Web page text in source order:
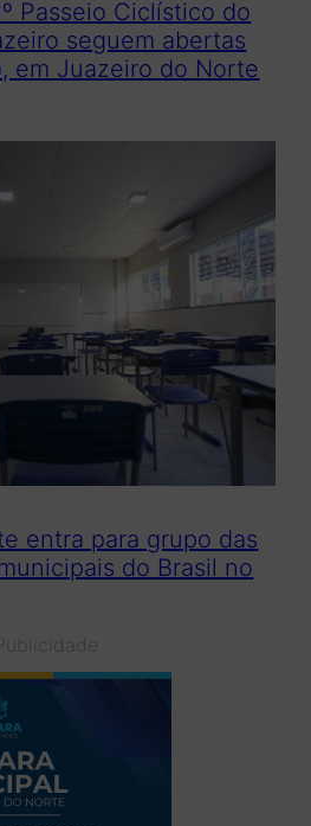
Passeio Ciclístico do
seguem abertas
em Juazeiro do Norte
entra para grupo das
do Brasil no
Publicidade